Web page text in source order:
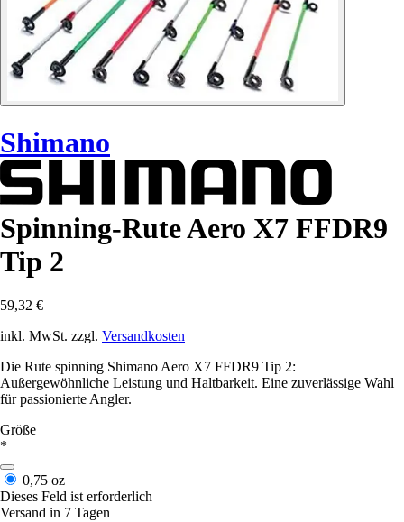
Shimano
Spinning-Rute Aero X7 FFDR9
Tip 2
59,32 €
inkl. MwSt. zzgl. Versandkosten
Die Rute spinning Shimano Aero X7 FFDR9 Tip 2:
Außergewöhnliche Leistung und Haltbarkeit. Eine zuverlässige Wahl
für passionierte Angler.
Größe
*
0,75 oz
Dieses Feld ist erforderlich
Versand in 7 Tagen